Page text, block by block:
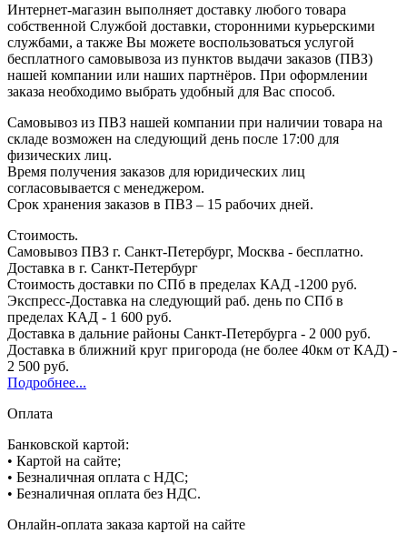
Интернет-магазин выполняет доставку любого товара
собственной Службой доставки, сторонними курьерскими
службами, а также Вы можете воспользоваться услугой
бесплатного самовывоза из пунктов выдачи заказов (ПВЗ)
нашей компании или наших партнёров. При оформлении
заказа необходимо выбрать удобный для Вас способ.
Самовывоз из ПВЗ нашей компании при наличии товара на
складе возможен на следующий день после 17:00 для
физических лиц.
Время получения заказов для юридических лиц
согласовывается с менеджером.
Срок хранения заказов в ПВЗ – 15 рабочих дней.
Стоимость.
Самовывоз ПВЗ г. Санкт-Петербург, Москва - бесплатно.
Доставка в г. Санкт-Петербург
Стоимость доставки по СПб в пределах КАД -1200 руб.
Экспресс-Доставка на следующий раб. день по СПб в
пределах КАД - 1 600 руб.
Доставка в дальние районы Санкт-Петербурга - 2 000 руб.
Доставка в ближний круг пригорода (не более 40км от КАД) -
2 500 руб.
Подробнее...
Оплата
Банковской картой:
• Картой на сайте;
• Безналичная оплата с НДС;
• Безналичная оплата без НДС.
Онлайн-оплата заказа картой на сайте